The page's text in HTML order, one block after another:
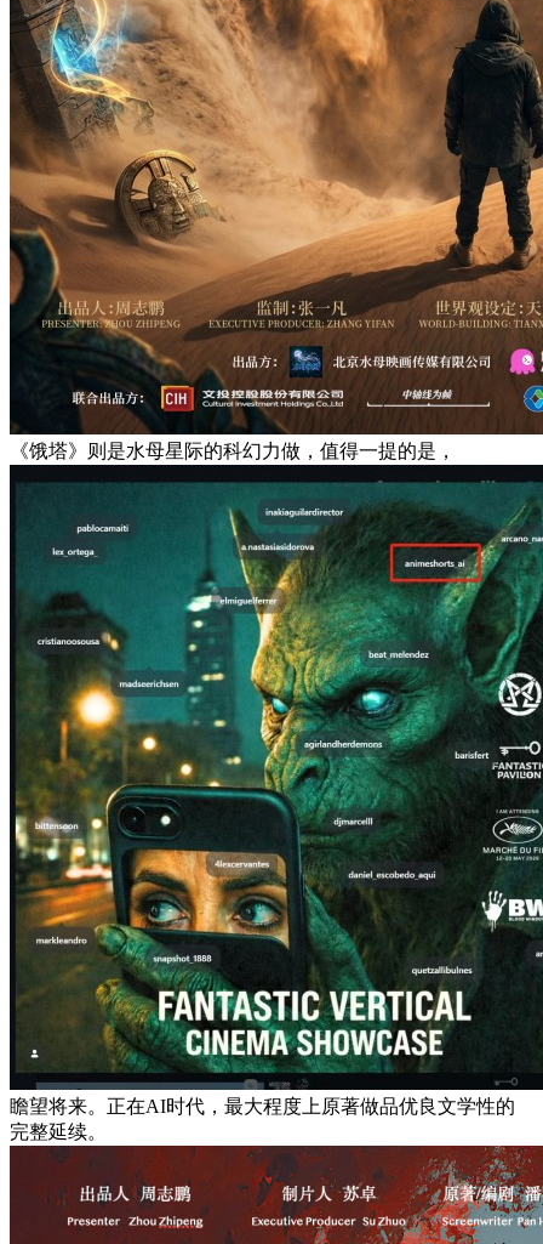
《饿塔》则是水母星际的科幻力做，值得一提的是，
瞻望将来。正在AI时代，最大程度上原著做品优良文学性的
完整延续。